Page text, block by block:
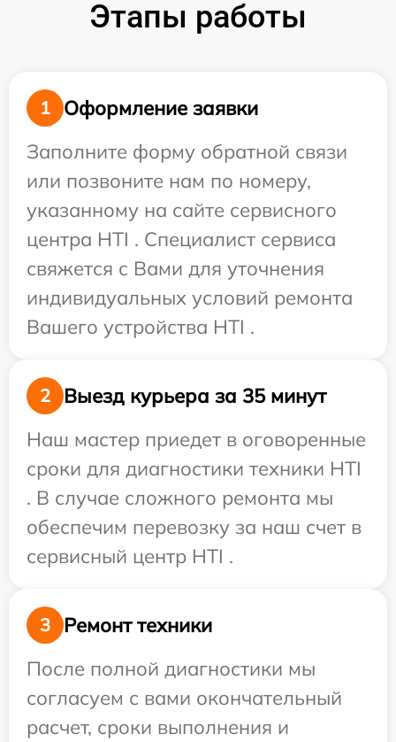
Этапы работы
1
Оформление заявки
Заполните форму обратной связи
или позвоните нам по номеру,
указанному на сайте сервисного
центра HTI . Специалист сервиса
свяжется с Вами для уточнения
индивидуальных условий ремонта
Вашего устройства HTI .
2
Выезд курьера за 35 минут
Наш мастер приедет в оговоренные
сроки для диагностики техники HTI
. В случае сложного ремонта мы
обеспечим перевозку за наш счет в
сервисный центр HTI .
3
Ремонт техники
После полной диагностики мы
согласуем с вами окончательный
расчет, сроки выполнения и